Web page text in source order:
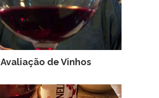
Avaliação de Vinhos